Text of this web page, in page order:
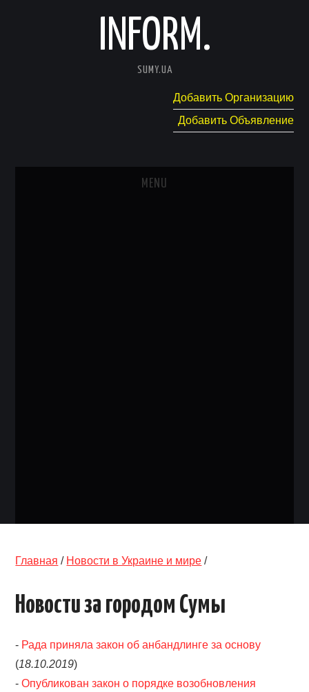
INFORM.
SUMY.UA
Добавить Организацию
Добавить Объявление
MENU
Главная / Новости в Украине и мире /
Новости за городом Сумы
- Рада приняла закон об анбандлинге за основу
(18.10.2019)
-Опубликован закон о порядке возобновления